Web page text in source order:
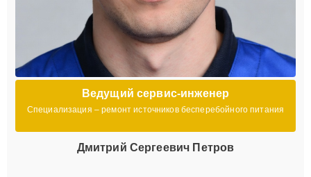
Ведущий сервис-инженер
Специализация – ремонт источников бесперебойного питания
Дмитрий Сергеевич Петров